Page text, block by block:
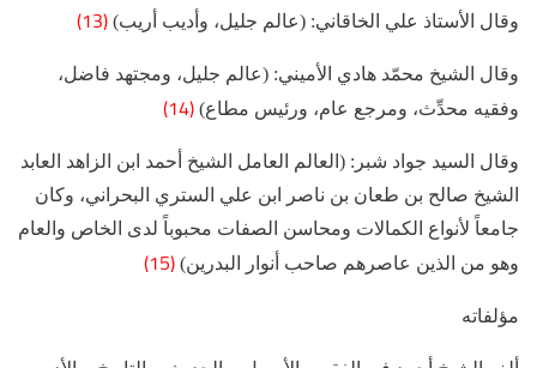
وقال الأستاذ علي الخاقاني: (عالم جليل، وأديب أريب) (13)
وقال الشيخ محمّد هادي الأميني: (عالم جليل، ومجتهد فاضل،
وفقيه محدِّث، ومرجع عام، ورئيس مطاع) (14)
وقال السيد جواد شبر: (العالم العامل الشيخ أحمد ابن الزاهد العابد
الشيخ صالح بن طعان بن ناصر ابن علي الستري البحراني، وكان
جامعاً لأنواع الكمالات ومحاسن الصفات محبوباً لدى الخاص والعام
وهو من الذين عاصرهم صاحب أنوار البدرين) (15)
مؤلفاته